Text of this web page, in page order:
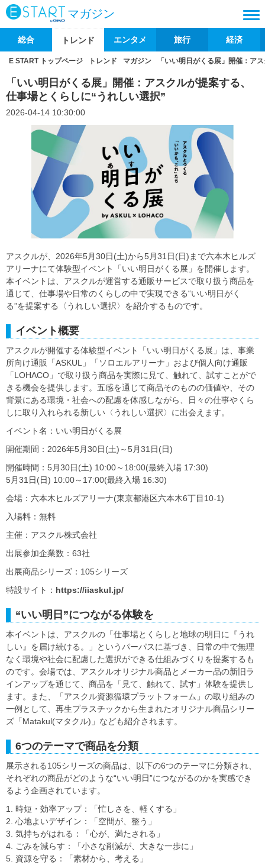
マガジン
総合 トレンド エンタメ 旅行 経済
E START トップページ トレンド マガジン 「いい明日がくる展」開催：ア
「いい明日がくる展」開催：アスクルが提案する、
仕事場とくらしに“うれしい選択”
2026-04-14 10:30:00
アスクルが、2026年5月30日(土)から5月31日(日)まで六本木ヒルズ
アリーナにて体験型イベント「いい明日がくる展」を開催します。
本イベントは、アスクルが運営する通販サービスで取り扱う商品を
通じて、仕事場や日常のくらしの中で実現できる“いい明日がく
る”を提案する〈うれしい選択〉を紹介するものです。
イベント概要
アスクルが開催する体験型イベント「いい明日がくる展」は、事業
所向け通販「ASKUL」「ソロエルアリーナ」および個人向け通販
「LOHACO」で取り扱う商品を実際に見て、触れて、試すことがで
きる機会を提供します。五感を通じて商品そのものの価値や、その
背景にある環境・社会への配慮を体感しながら、日々の仕事やくら
しに取り入れられる新しい〈うれしい選択〉に出会えます。
イベント名：いい明日がくる展
開催期間：2026年5月30日(土)～5月31日(日)
開催時間：5月30日(土) 10:00～18:00(最終入場 17:30)
5月31日(日) 10:00～17:00(最終入場 16:30)
会場：六本木ヒルズアリーナ(東京都港区六本木6丁目10-1)
入場料：無料
主催：アスクル株式会社
出展参加企業数：63社
出展商品シリーズ：105シリーズ
特設サイト： https://iiaskul.jp/
“いい明日”につながる体験を
本イベントは、アスクルの「仕事場とくらしと地球の明日に『うれ
しい』を届け続ける。」というパーパスに基づき、日常の中で無理
なく環境や社会に配慮した選択ができる仕組みづくりを提案するも
のです。会場では、アスクルオリジナル商品とメーカー品の新旧ラ
インアップを通じて、商品を「見て、触れて、試す」体験を提供し
ます。また、「アスクル資源循環プラットフォーム」の取り組みの
一例として、再生プラスチックから生まれたオリジナル商品シリー
ズ「Matakul(マタクル)」なども紹介されます。
6つのテーマで商品を分類
展示される105シリーズの商品は、以下の6つのテーマに分類され、
それぞれの商品がどのような“いい明日”につながるのかを実感でき
るよう企画されています。
1. 時短・効率アップ：「忙しさを、軽くする」
2. 心地よいデザイン：「空間が、整う」
3. 気持ちがはれる：「心が、満たされる」
4. ごみを減らす：「小さな削減が、大きな一歩に」
5. 資源を守る：「素材から、考える」